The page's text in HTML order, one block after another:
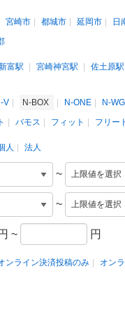
宮崎市 都城市 延岡市 日
富駅 宮崎神宮駅 佐土原駅
V N-BOX N-ONE N-
バモス フィット フリー
人 法人
~
~
~ 円
ンライン決済投稿のみ オン